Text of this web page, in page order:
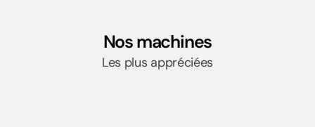
Nos machines
Les plus appréciées